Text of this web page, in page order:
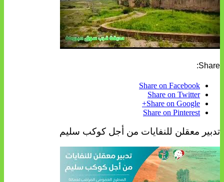
Share:
Share on Facebook
Share on Twitter
Share on Google+
Share on Pinterest
تدبير معقلن للنفايات من أجل كوكب سليم